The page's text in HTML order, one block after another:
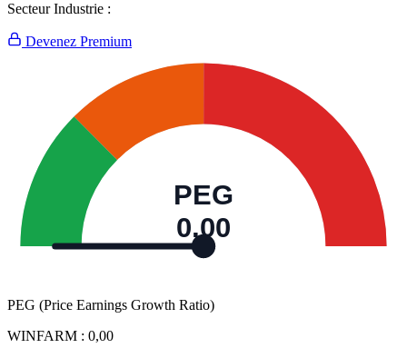
Secteur Industrie :
Devenez Premium
PEG
0,00
PEG (Price Earnings Growth Ratio)
WINFARM : 0,00